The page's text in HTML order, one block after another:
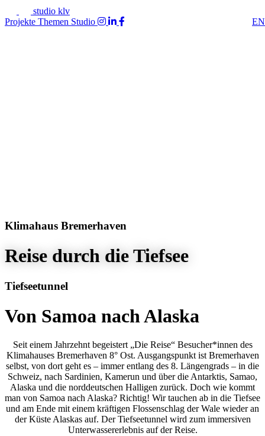
studio klv
Projekte Themen Studio EN
Klimahaus Bremerhaven
Reise durch die Tiefsee
Tiefseetunnel
Von Samoa nach Alaska
Seit einem Jahrzehnt begeistert „Die Reise“ Besucher*innen des
Klimahauses Bremerhaven 8° Ost. Ausgangspunkt ist Bremerhaven
selbst, von dort geht es – immer entlang des 8. Längengrads – in die
Schweiz, nach Sardinien, Kamerun und über die Antarktis, Samao,
Alaska und die norddeutschen Halligen zurück. Doch wie kommt
man von Samoa nach Alaska? Richtig! Wir tauchen ab in die Tiefsee
und am Ende mit einem kräftigen Flossenschlag der Wale wieder an
der Küste Alaskas auf. Der Tiefseetunnel wird zum immersiven
Unterwassererlebnis auf der Reise.